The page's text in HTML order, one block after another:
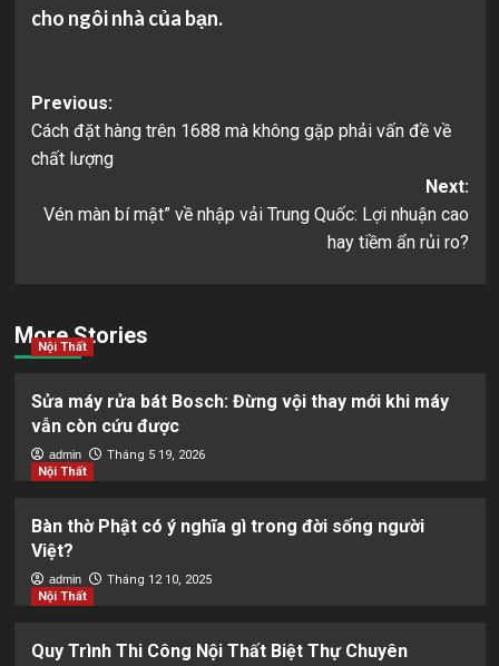
cho ngôi nhà của bạn.
Post
navigation
Previous:
Cách đặt hàng trên 1688 mà không gặp phải vấn đề về
chất lượng
Next:
Vén màn bí mật” về nhập vải Trung Quốc: Lợi nhuận cao
hay tiềm ẩn rủi ro?
More Stories
Nội Thất
Sửa máy rửa bát Bosch: Đừng vội thay mới khi máy
vẫn còn cứu được
admin
Tháng 5 19, 2026
Nội Thất
Bàn thờ Phật có ý nghĩa gì trong đời sống người
Việt?
admin
Tháng 12 10, 2025
Nội Thất
Quy Trình Thi Công Nội Thất Biệt Thự Chuyên